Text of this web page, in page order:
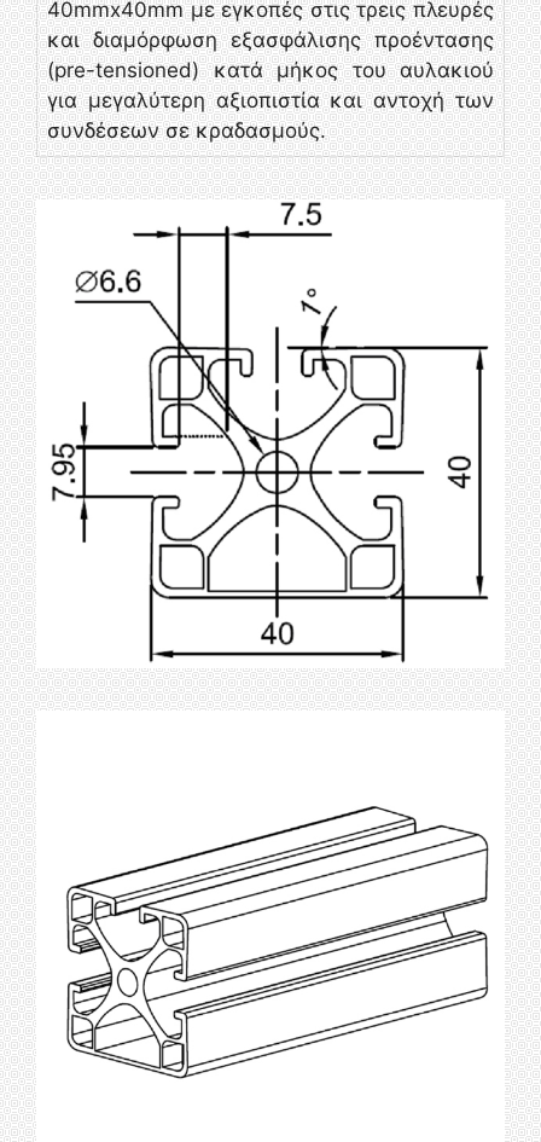
40mmx40mm με εγκοπές στις τρεις πλευρές
και διαμόρφωση εξασφάλισης προέντασης
(pre-tensioned) κατά μήκος του αυλακιού
για μεγαλύτερη αξιοπιστία και αντοχή των
συνδέσεων σε κραδασμούς.